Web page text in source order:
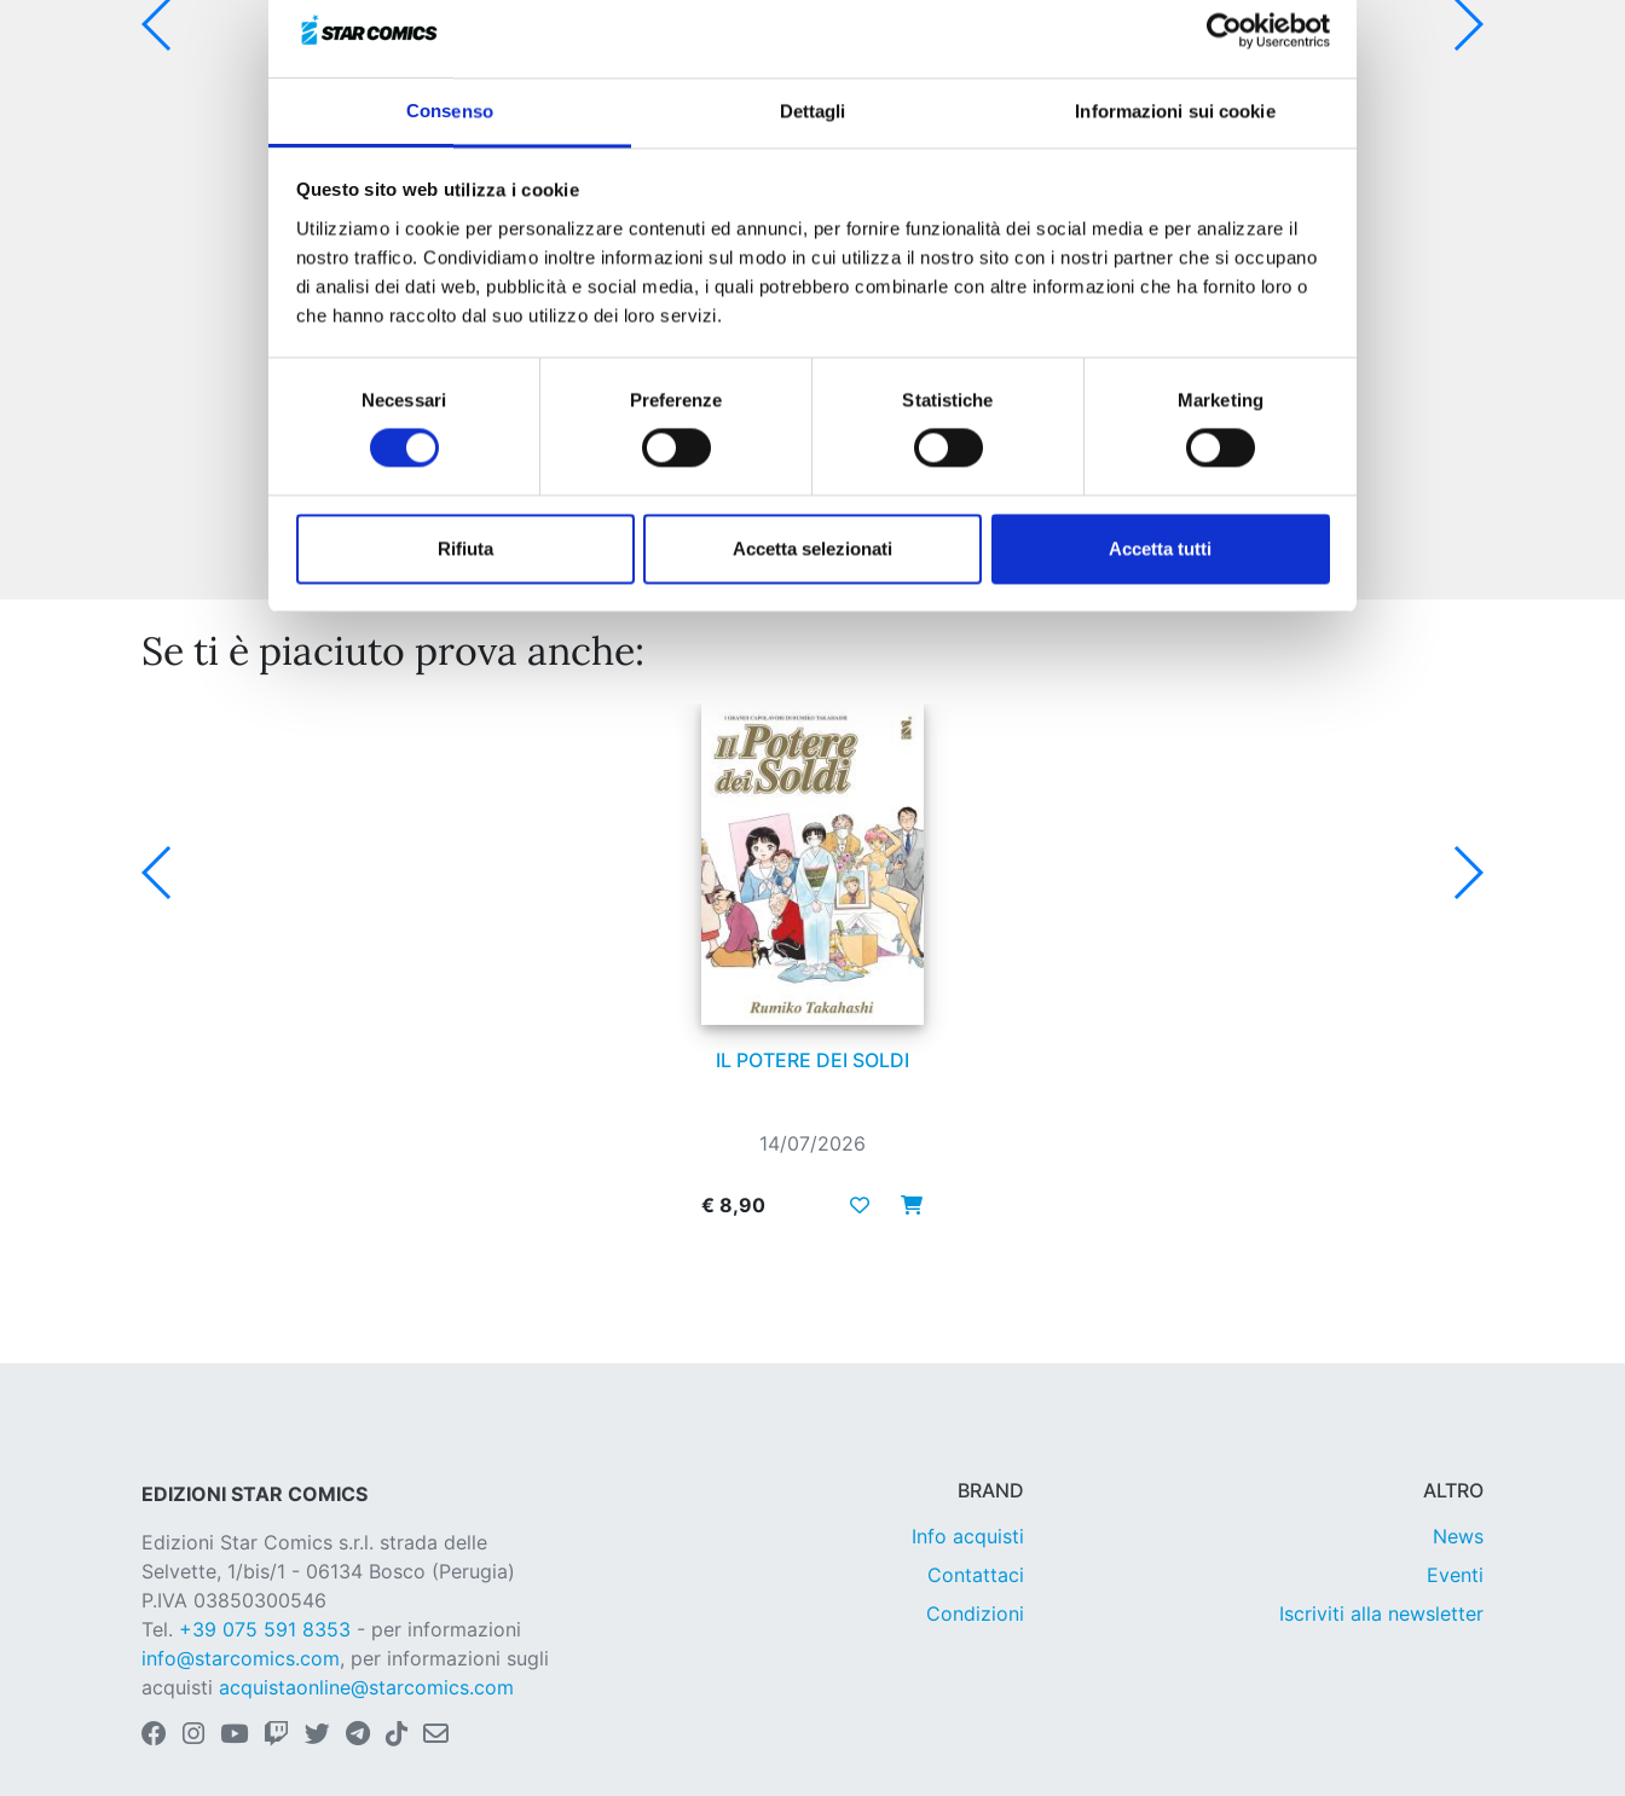
Consenso Dettagli Informazioni sui cookie
Questo sito web utilizza i cookie
Utilizziamo i cookie per personalizzare contenuti ed annunci, per fornire funzionalità dei social media e per analizzare il
nostro traffico. Condividiamo inoltre informazioni sul modo in cui utilizza il nostro sito con i nostri partner che si occupano
di analisi dei dati web, pubblicità e social media, i quali potrebbero combinarle con altre informazioni che ha fornito loro o
che hanno raccolto dal suo utilizzo dei loro servizi.
Necessari Preferenze Statistiche Marketing
Rifiuta Accetta selezionati Accetta tutti
09/04/2024
€ 6,50
Mostra tutto
Se ti è piaciuto prova anche:
IL POTERE DEI SOLDI
14/07/2026
€ 8,90
EDIZIONI STAR COMICS
Edizioni Star Comics s.r.l. strada delle
Selvette, 1/bis/1 - 06134 Bosco (Perugia)
P.IVA 03850300546
Tel. +39 075 591 8353 - per informazioni
info@starcomics.com, per informazioni sugli
acquisti acquistaonline@starcomics.com
BRAND
Info acquisti
Contattaci
Condizioni
ALTRO
News
Eventi
Iscriviti alla newsletter